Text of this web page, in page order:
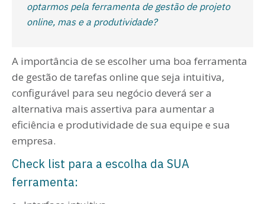
optarmos pela ferramenta de gestão de projeto
online, mas e a produtividade?
A importância de se escolher uma boa ferramenta
de gestão de tarefas online que seja intuitiva,
configurável para seu negócio deverá ser a
alternativa mais assertiva para aumentar a
eficiência e produtividade de sua equipe e sua
empresa.
Check list para a escolha da SUA
ferramenta: